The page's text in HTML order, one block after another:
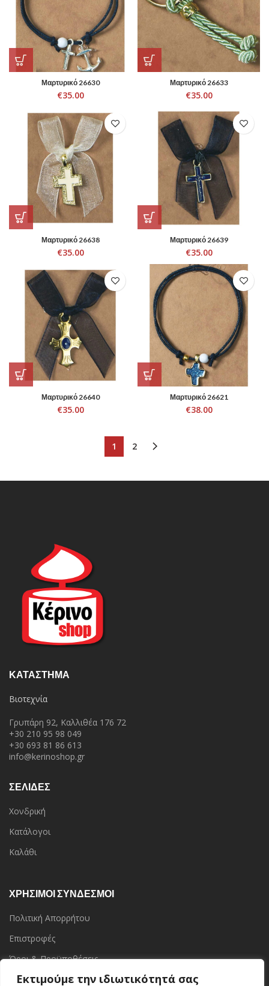
Εκτιμούμε την ιδιωτικότητά σας
Μαρτυρικό 26630
€35.00
Μαρτυρικό 26633
€35.00
Μαρτυρικό 26638
€35.00
Μαρτυρικό 26639
€35.00
Μαρτυρικό 26640
€35.00
Μαρτυρικό 26621
€38.00
1 2
ΚΑΤΆΣΤΗΜΑ
Βιοτεχνία
Γρυπάρη 92, Καλλιθέα 176 72
+30 210 95 98 049
+30 693 81 86 613
info@kerinoshop.gr
ΣΕΛΙΔΕΣ
Χονδρική
Κατάλογοι
Καλάθι
ΧΡΗΣΙΜΟΙ ΣΥΝΔΕΣΜΟΙ
Πολιτική Απορρήτου
Επιστροφές
Όροι & Προϋποθέσεις
Επικοινωνία